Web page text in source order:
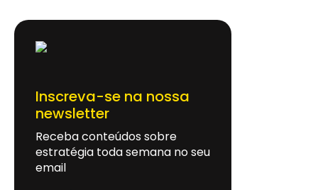
Inscreva-se na nossa
newsletter
Receba conteúdos sobre
estratégia toda semana no seu
email